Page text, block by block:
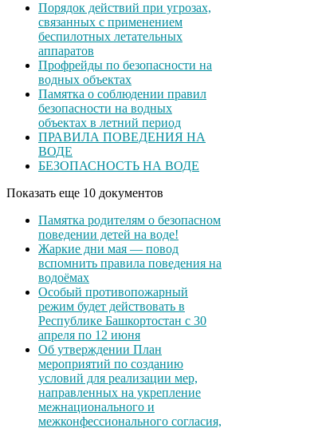
Порядок действий при угрозах,
связанных с применением
беспилотных летательных
аппаратов
Профрейды по безопасности на
водных объектах
Памятка о соблюдении правил
безопасности на водных
объектах в летний период
ПРАВИЛА ПОВЕДЕНИЯ НА
ВОДЕ
БЕЗОПАСНОСТЬ НА ВОДЕ
Показать еще 10 документов
Памятка родителям о безопасном
поведении детей на воде!
Жаркие дни мая — повод
вспомнить правила поведения на
водоёмах
Особый противопожарный
режим будет действовать в
Республике Башкортостан с 30
апреля по 12 июня
Об утверждении План
мероприятий по созданию
условий для реализации мер,
направленных на укрепление
межнационального и
межконфессионального согласия,